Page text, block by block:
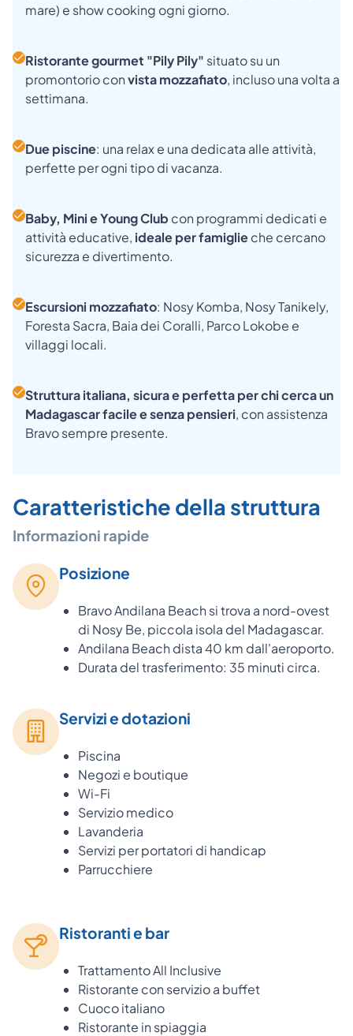
mare) e show cooking ogni giorno.
Ristorante gourmet "Pily Pily" situato su un
promontorio convista mozzafiato, incluso una volta a
settimana.
Due piscine: una relax e una dedicata alle attività,
perfette per ogni tipo di vacanza.
Baby, Mini e Young Club con programmi dedicati e
attività educative, ideale per famiglieche cercano
sicurezza e divertimento.
Escursioni mozzafiato: Nosy Komba, Nosy Tanikely,
Foresta Sacra, Baia dei Coralli, Parco Lokobe e
villaggi locali.
Struttura italiana, sicura e perfetta per chi cerca un
Madagascar facile e senza pensieri, con assistenza
Bravo sempre presente.
Caratteristiche della struttura
Informazioni rapide
Posizione
Bravo Andilana Beach si trova a nord-ovest
di Nosy Be, piccola isola del Madagascar.
Andilana Beach dista 40 km dall'aeroporto.
Durata del trasferimento: 35 minuti circa.
Servizi e dotazioni
Piscina
Negozi e boutique
Wi-Fi
Servizio medico
Lavanderia
Servizi per portatori di handicap
Parrucchiere
Ristoranti e bar
Trattamento All Inclusive
Ristorante con servizio a buffet
Cuoco italiano
Ristorante in spiaggia